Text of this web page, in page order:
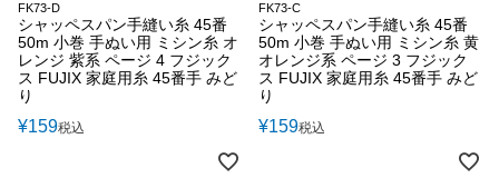
FK73-D
シャッペスパン手縫い糸 45番
50m 小巻 手ぬい用 ミシン糸 オ
レンジ 紫系 ページ 4 フジック
ス FUJIX 家庭用糸 45番手 みど
り
¥159税込
FK73-C
シャッペスパン手縫い糸 45番
50m 小巻 手ぬい用 ミシン糸 黄
オレンジ系 ページ 3 フジック
ス FUJIX 家庭用糸 45番手 みど
り
¥159税込